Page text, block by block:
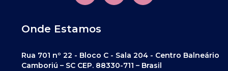
Onde Estamos
Rua 701 nº 22 - Bloco C - Sala 204 - Centro Balneário
Camboriú – SC CEP. 88330-711 – Brasil